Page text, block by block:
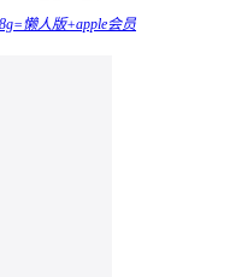
懒人版+apple会员